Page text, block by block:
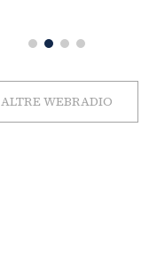
ALTRE WEBRADIO